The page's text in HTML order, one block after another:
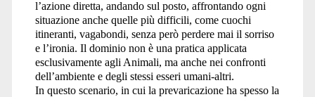
l’azione diretta, andando sul posto, affrontando ogni
situazione anche quelle più difficili, come cuochi
itineranti, vagabondi, senza però perdere mai il sorriso
e l’ironia. Il dominio non è una pratica applicata
esclusivamente agli Animali, ma anche nei confronti
dell’ambiente e degli stessi esseri umani-altri.
In questo scenario, in cui la prevaricazione ha spesso la